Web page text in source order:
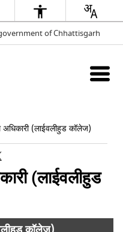
of Chhattisgarh
अधिकारी (लाईवलीहुड कॉलेज)
(लाईवलीहुड